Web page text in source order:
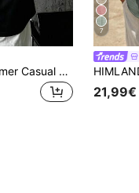
GRDR Herren Sommer Casual Modisch Minimalistisch Bedrucktes Locker Sitzende Rundhals Ärmelloses Tanktop | Vielseitiges Trägershirt
7
21,99€